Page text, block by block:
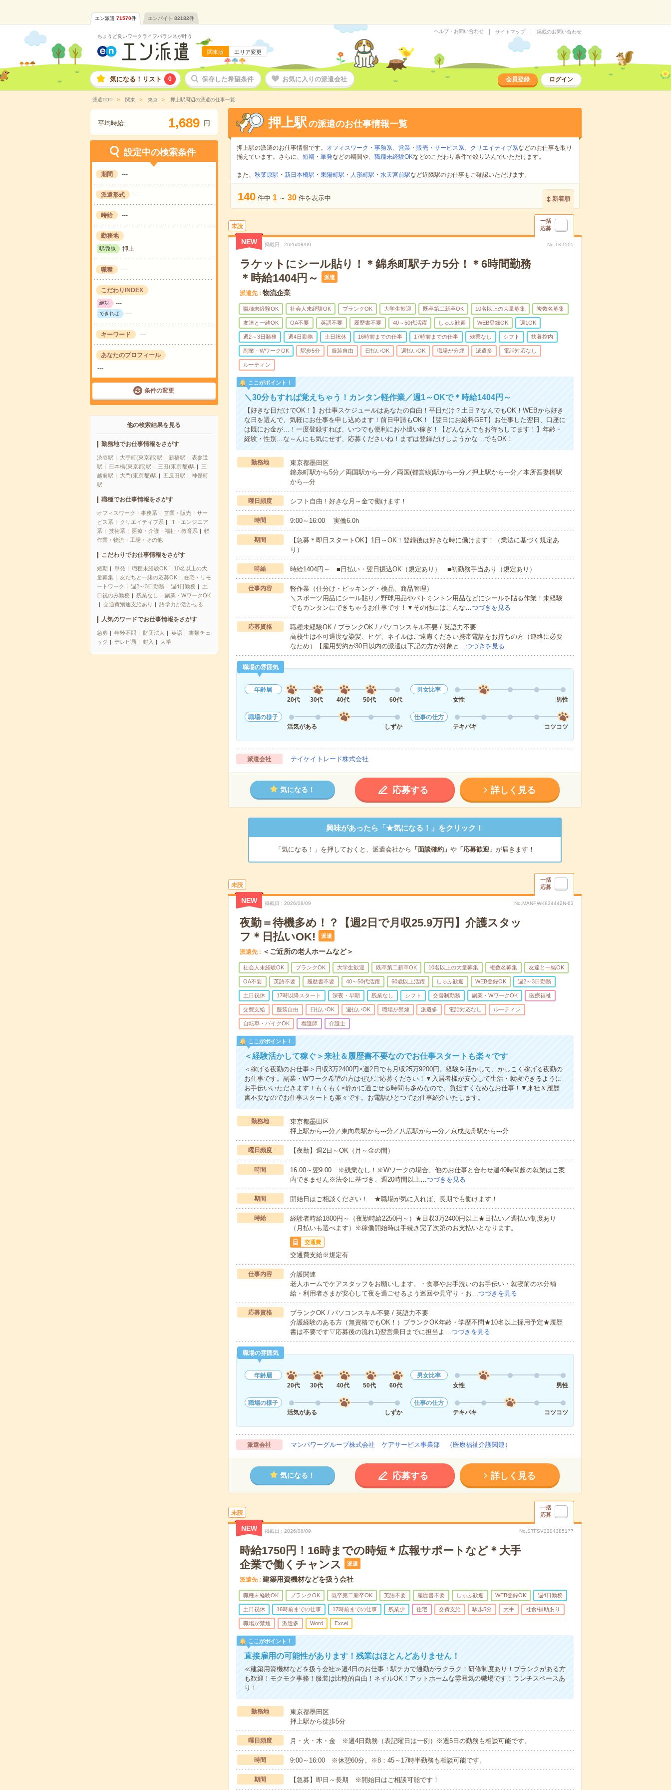
エン派遣 71570件 エンバイト 82182件
ちょうど良いワークライフバランスが叶う
関東版 エリア変更
ヘルプ・お問い合わせ サイトマップ 掲載のお問い合わせ
気になる！リスト 0 保存した希望条件 お気に入りの派遣会社 会員登録 ログイン
派遣TOP 関東 東京 押上駅周辺の派遣の仕事一覧
平均時給: 1,689 円
設定中の検索条件
期間 ---
派遣形式 ---
時給 ---
勤務地
駅/路線 押上
職種 ---
こだわりINDEX
絶対 ---
できれば ---
キーワード ---
あなたのプロフィール
---
条件の変更
他の検索結果を見る
勤務地でお仕事情報をさがす
渋谷駅 大手町(東京都)駅 新橋駅
表参道
駅
日本橋(東京都)駅 三田(東京都)駅
三
越前駅
大門(東京都)駅 五反田駅
神保町
駅
職種でお仕事情報をさがす
オフィスワーク・事務系
営業・販売・サー
ビス系
クリエイティブ系
IT・エンジニア
系
技術系 医療・介護・福祉・教育系
軽
作業・物流・工場・その他
こだわりでお仕事情報をさがす
短期 単発 職種未経験OK
10名以上の大
量募集
友だちと一緒の応募OK
在宅・リモ
ートワーク
週2～3日勤務 週4日勤務
土
日祝のみ勤務
残業なし
副業・WワークOK
交通費別途支給あり
語学力が活かせる
人気のワードでお仕事情報をさがす
急募 年齢不問 財団法人 英語
書類チェ
ック
テレビ局 封入 大学
押上駅の派遣のお仕事情報一覧
押上駅の派遣のお仕事情報です。 オフィスワーク・事務系、 営業・販売・サービス系、 クリエイティブ系などのお仕事を取り
揃えています。さらに、 短期 ・ 単発などの期間や、 職種未経験OKなどのこだわり条件で絞り込んでいただけます。
また、 秋葉原駅 ・ 新日本橋駅 ・ 東陽町駅 ・ 人形町駅 ・ 水天宮前駅など近隣駅のお仕事もご確認いただけます。
140 件中 1 ～ 30 件を表示中 新着順
未読
一括
応募
NEW 掲載日 2026/08/09 No.TKT505
ラケットにシール貼り！＊錦糸町駅チカ5分！＊6時間勤務
＊時給1404円～
派遣
派遣先 物流企業
職種未経験OK 社会人未経験OK ブランクOK 大学生歓迎 既卒第二新卒OK 10名以上の大量募集 複数名募集
友達と一緒OK OA不要 英語不要 履歴書不要 40～50代活躍 しゅふ歓迎 WEB登録OK 週1OK
週2～3日勤務 週4日勤務 土日祝休 16時前までの仕事 17時前までの仕事 残業なし シフト 扶養控内
副業・WワークOK 駅歩5分 服装自由 日払いOK 週払いOK 職場が分煙 派遣多 電話対応なし
ルーティン
ここがポイント！
＼30分もすれば覚えちゃう！カンタン軽作業／週1～OKで＊時給1404円～
【好きな日だけでOK！】お仕事スケジュールはあなたの自由！平日だけ？土日？なんでもOK！WEBから好き
な日を選んで、気軽にお仕事を申し込めます！前日申請もOK！【翌日にお給料GET】お仕事した翌日、口座に
は既にお金が…！一度登録すれば、いつでも便利にお小遣い稼ぎ！【どんな人でもお待ちしてます！】年齢・
経験・性別…な～んにも気にせず、応募くださいね！まずは登録だけしようかな…でもOK！
勤務地
東京都墨田区
錦糸町駅から5分／両国駅から---分／両国(都営線)駅から---分／押上駅から---分／本所吾妻橋駅
から---分
曜日頻度 シフト自由！好きな月～金で働けます！
時間 9:00～16:00 実働6.0h
期間
【急募＊即日スタートOK】1日～OK！登録後は好きな時に働けます！（業法に基づく規定あ
り）
時給 時給1404円～ ■日払い・翌日振込OK（規定あり） ■初勤務手当あり（規定あり）
仕事内容
軽作業（仕分け・ピッキング・検品、商品管理）
＼スポーツ用品にシール貼り／野球用品やバトミントン用品などにシールを貼る作業！未経験
でもカンタンにできちゃうお仕事です！▼その他にはこんな…つづきを見る
応募資格
職種未経験OK / ブランクOK / パソコンスキル不要 / 英語力不要
高校生は不可過度な染髪、ヒゲ、ネイルはご遠慮ください携帯電話をお持ちの方（連絡に必要
なため）【雇用契約が30日以内の派遣は下記の方が対象と…つづきを見る
職場の雰囲気
年齢層
20代
30代 40代 50代 60代
男女比率
女性
男性
職場の様子
活気がある
しずか
仕事の仕方
テキパキ
コツコツ
派遣会社 テイケイトレード株式会社
気になる！ 応募する 詳しく見る
興味があったら「★気になる！」をクリック！
「気になる！」を押しておくと、派遣会社から 「面談確約」 や「応募歓迎」 が届きます！
未読
一括
応募
NEW 掲載日 2026/08/09 No.MANPWK934442N-63
夜勤＝待機多め！？【週2日で月収25.9万円】介護スタッ
フ＊日払いOK!
派遣
派遣先 ＜ご近所の老人ホームなど＞
社会人未経験OK ブランクOK 大学生歓迎 既卒第二新卒OK 10名以上の大量募集 複数名募集 友達と一緒OK
OA不要 英語不要 履歴書不要 40～50代活躍 60歳以上活躍 しゅふ歓迎 WEB登録OK 週2～3日勤務
土日祝休 17時以降スタート 深夜・早朝 残業なし シフト 交替制勤務 副業・WワークOK 医療福祉
交費支給 服装自由 日払いOK 週払いOK 職場が禁煙 派遣多 電話対応なし ルーティン
自転車・バイクOK 看護師 介護士
ここがポイント！
＜経験活かして稼ぐ＞来社＆履歴書不要なのでお仕事スタートも楽々です
＜稼げる夜勤のお仕事＞日収3万2400円×週2日でも月収25万9200円。経験を活かして、かしこく稼げる夜勤の
お仕事です。副業・Wワーク希望の方はぜひご応募ください！▼入居者様が安心して生活・就寝できるように
お手伝いいただきます！もくもく×静かに過ごせる時間も多めなので、負担すくなめなお仕事！▼来社＆履歴
書不要なのでお仕事スタートも楽々です。お電話ひとつでお仕事紹介いたします。
勤務地
東京都墨田区
押上駅から---分／東向島駅から---分／八広駅から---分／京成曳舟駅から---分
曜日頻度 【夜勤】週2日～OK（月～金の間）
時間
16:00～翌9:00 ※残業なし！※Wワークの場合、他のお仕事と合わせ週40時間超の就業はご案
内できません※法令に基づき、週20時間以上…つづきを見る
期間 開始日はご相談ください！ ★職場が気に入れば、長期でも働けます！
時給
経験者時給1800円～（夜勤時給2250円～）★日収3万2400円以上★日払い／週払い制度あり
（月払いも選べます）※稼働開始時は手続き完了次第のお支払いとなります。
交通費
交通費支給※規定有
仕事内容
介護関連
老人ホームでケアスタッフをお願いします。・食事やお手洗いのお手伝い・就寝前の水分補
給・利用者さまが安心して夜を過ごせるよう巡回や見守り・お…つづきを見る
応募資格
ブランクOK / パソコンスキル不要 / 英語力不要
介護経験のある方（無資格でもOK！）ブランクOK年齢・学歴不問★10名以上採用予定★履歴
書は不要です▽応募後の流れ1)翌営業日までに担当よ…つづきを見る
職場の雰囲気
年齢層
20代
30代 40代 50代 60代
男女比率
女性
男性
職場の様子
活気がある
しずか
仕事の仕方
テキパキ
コツコツ
派遣会社 マンパワーグループ株式会社 ケアサービス事業部 （医療福祉介護関連）
気になる！ 応募する 詳しく見る
未読
一括
応募
NEW 掲載日 2026/08/09 No.STFSV2204385177
時給1750円！16時までの時短＊広報サポートなど＊大手
企業で働くチャンス
派遣
派遣先 建築用資機材などを扱う会社
職種未経験OK ブランクOK 既卒第二新卒OK 英語不要 履歴書不要 しゅふ歓迎 WEB登録OK 週4日勤務
土日祝休 16時前までの仕事 17時前までの仕事 残業少 住宅 交費支給 駅歩5分 大手 社食/補助あり
職場が禁煙 派遣多 Word Excel
ここがポイント！
直接雇用の可能性があります！残業はほとんどありません！
≪建築用資機材などを扱う会社≫週4日のお仕事！駅チカで通勤がラクラク！研修制度あり！ブランクがある方
も歓迎！モクモク事務！服装は比較的自由！ネイルOK！アットホームな雰囲気の職場です！ランチスペースあ
り！
勤務地
東京都墨田区
押上駅から徒歩5分
曜日頻度 月・火・木・金 ※週4日勤務（表記曜日は一例）※週5日の勤務も相談可能です。
時間 9:00～16:00 ※休憩60分。※8：45～17時半勤務も相談可能です。
期間 【急募】即日～長期 ※開始日はご相談可能です！